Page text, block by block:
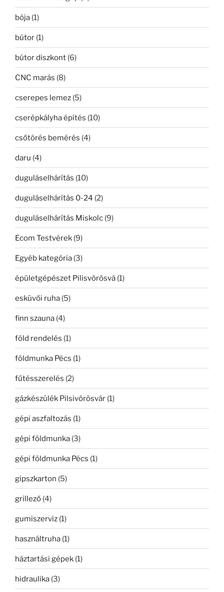
bója (1)
bútor (1)
bútor diszkont (6)
CNC marás (8)
cserepes lemez (5)
cserépkályha építés (10)
csőtörés bemérés (4)
daru (4)
duguláselhárítás (10)
duguláselhárítás 0-24 (2)
duguláselhárítás Miskolc (9)
Ecom Testvérek (9)
Egyéb kategória (3)
épületgépészet Pilisvörösvá (1)
esküvői ruha (5)
finn szauna (4)
föld rendelés (1)
földmunka Pécs (1)
fűtésszerelés (2)
gázkészülék Pilsivörösvár (1)
gépi aszfaltozás (1)
gépi földmunka (3)
gépi földmunka Pécs (1)
gipszkarton (5)
grillező (4)
gumiszerviz (1)
használtruha (1)
háztartási gépek (1)
hidraulika (3)